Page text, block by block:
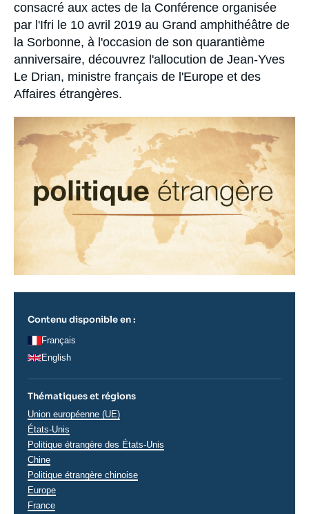
consacré aux actes de la Conférence organisée
par l'Ifri le 10 avril 2019 au Grand amphithéâtre de
la Sorbonne, à l'occasion de son quarantième
anniversaire, découvrez l'allocution de Jean-Yves
Le Drian, ministre français de l'Europe et des
Affaires étrangères.
principale
Contenu disponible en :
Français
English
Thématiques et régions
Thématiques
analyses
Union européenne (UE)
Régions
États-Unis
Politique étrangère des États-Unis
Chine
Politique étrangère chinoise
Europe
France